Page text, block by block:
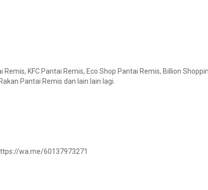
KFC Pantai Remis, Eco Shop Pantai Remis, Billion
Pantai Remis dan lain lain lagi.
wa.me/60137973271